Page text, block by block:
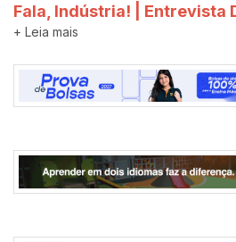
Fala, Indústria! | Entrevista
+ Leia mais